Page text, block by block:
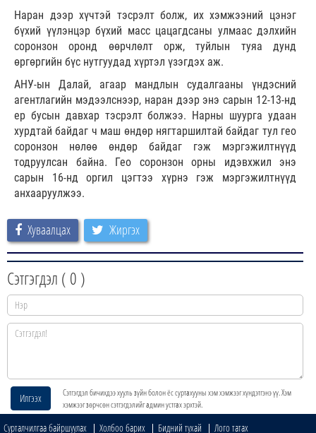
Наран дээр хүчтэй тэсрэлт болж, их хэмжээний цэнэг
бүхий үүлэнцэр бүхий масс цацагдсаны улмаас дэлхийн
соронзон оронд өөрчлөлт орж, туйлын туяа дунд
өргөргийн бүс нутгуудад хүртэл үзэгдэх аж.
АНУ-ын Далай, агаар мандлын судалгааны үндэсний
агентлагийн мэдээлснээр, наран дээр энэ сарын 12-13-нд
ер бусын давхар тэсрэлт болжээ. Нарны шуурга удаан
хурдтай байдаг ч маш өндөр нягтаршилтай байдаг тул гео
соронзон нөлөө өндөр байдаг гэж мэргэжилтнүүд
тодруулсан байна. Гео соронзон орны идэвхжил энэ
сарын 16-нд оргил цэгтээ хүрнэ гэж мэргэжилтнүүд
анхааруулжээ.
Хуваалцах Жиргэх
Сэтгэгдэл ( 0 )
Илгээх
Сэтгэгдэл бичихдээ хууль зүйн болон ёс суртахууны хэм хэмжээг хүндэтгэнэ үү. Хэм
хэмжээг зөрчсөн сэтгэгдэлийг админ устгах эрхтэй.
Сурталчилгаа байршуулах Холбоо барих Бидний тухай Лого татах